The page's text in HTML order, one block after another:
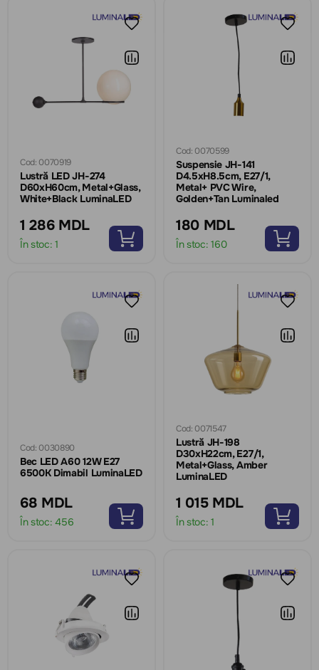
Cod: 0070919
Lustră LED JH-274
D60xH60cm, Metal+Glass,
White+Black LuminaLED
1 286 MDL
În stoc: 1
Cod: 0070599
Suspensie JH-141
D4.5xH8.5cm, E27/1,
Metal+ PVC Wire,
Golden+Tan Luminaled
180 MDL
În stoc: 160
Cod: 0030890
Bec LED A60 12W E27
6500K Dimabil LuminaLED
68 MDL
În stoc: 456
Cod: 0071547
Lustră JH-198
D30xH22cm, E27/1,
Metal+Glass, Amber
LuminaLED
1 015 MDL
În stoc: 1